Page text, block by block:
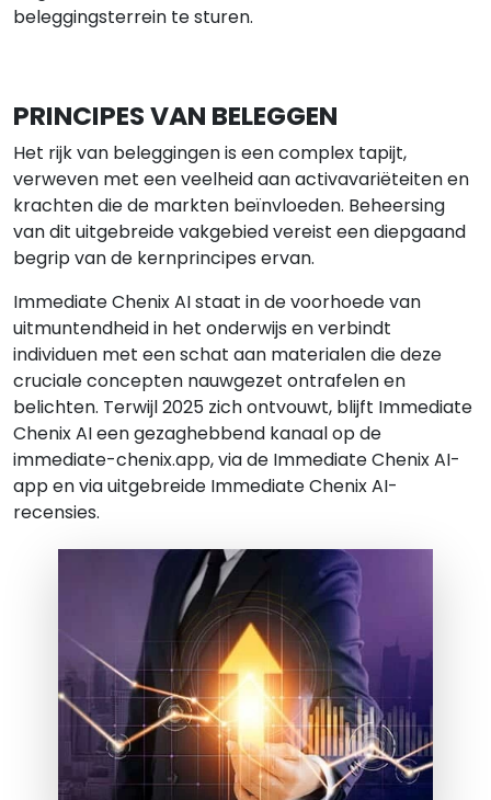
beleggingsterrein te sturen.
PRINCIPES VAN BELEGGEN
Het rijk van beleggingen is een complex tapijt,
verweven met een veelheid aan activavariëteiten en
krachten die de markten beïnvloeden. Beheersing
van dit uitgebreide vakgebied vereist een diepgaand
begrip van de kernprincipes ervan.
Immediate Chenix AI staat in de voorhoede van
uitmuntendheid in het onderwijs en verbindt
individuen met een schat aan materialen die deze
cruciale concepten nauwgezet ontrafelen en
belichten. Terwijl 2025 zich ontvouwt, blijft Immediate
Chenix AI een gezaghebbend kanaal op de
immediate-chenix.app, via de Immediate Chenix AI-
app en via uitgebreide Immediate Chenix AI-
recensies.